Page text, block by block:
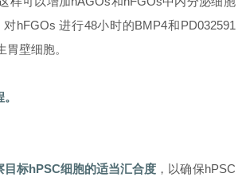
hFGOs 进行48小时的BMP4和PD032591
壁细胞。
目标hPSC细胞的适当汇合度 ，以确保hPSC